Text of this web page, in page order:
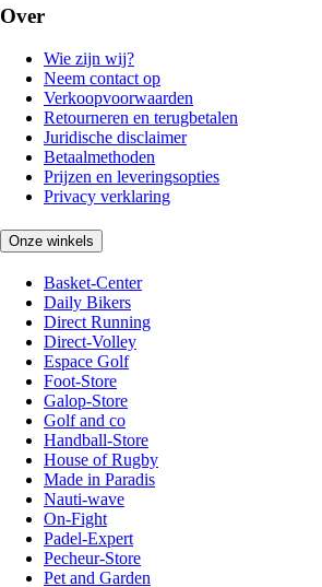
Over
Wie zijn wij?
Neem contact op
Verkoopvoorwaarden
Retourneren en terugbetalen
Juridische disclaimer
Betaalmethoden
Prijzen en leveringsopties
Privacy verklaring
Onze winkels
Basket-Center
Daily Bikers
Direct Running
Direct-Volley
Espace Golf
Foot-Store
Galop-Store
Golf and co
Handball-Store
House of Rugby
Made in Paradis
Nauti-wave
On-Fight
Padel-Expert
Pecheur-Store
Pet and Garden